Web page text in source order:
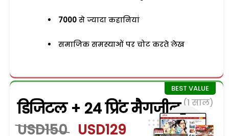
7000 से ज्यादा कहानियां
समाजिक समस्याओं पर चोट करते लेख
डिजिटल + 24 प्रिंट मैगजीन (1 साल)
USD150 USD129